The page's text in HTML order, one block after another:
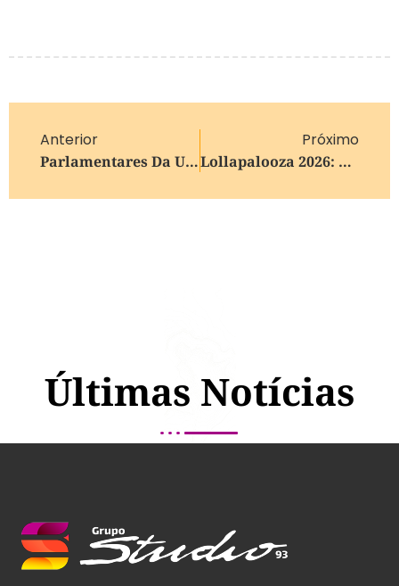
Anterior
Parlamentares Da UE Votarão Acordo Comercial Com EUA Na Quinta (19)
Próximo
Lollapalooza 2026: Veja Em Qual Dia Cada Atração Se Apresenta No Festival
Últimas Notícias